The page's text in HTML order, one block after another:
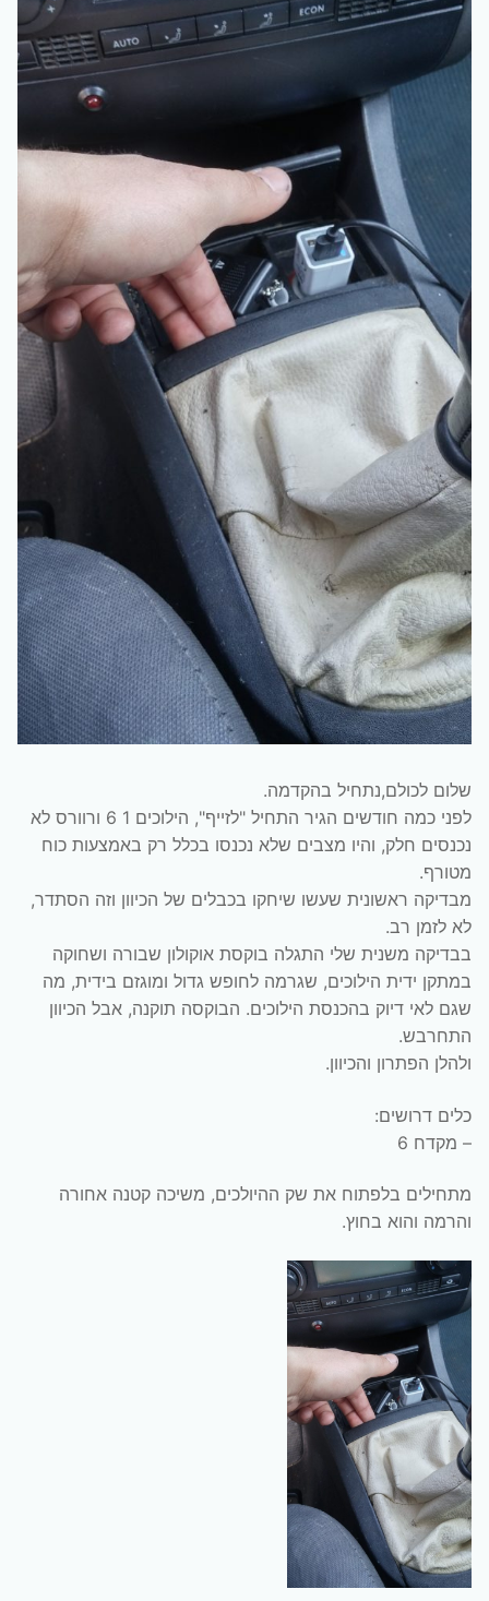
שלום לכולם,נתחיל בהקדמה.
לפני כמה חודשים הגיר התחיל "לזייף", הילוכים 1 6 ורוורס לא
נכנסים חלק, והיו מצבים שלא נכנסו בכלל רק באמצעות כוח
מטורף.
מבדיקה ראשונית שעשו שיחקו בכבלים של הכיוון וזה הסתדר,
לא לזמן רב.
בבדיקה משנית שלי התגלה בוקסת אוקולון שבורה ושחוקה
במתקן ידית הילוכים, שגרמה לחופש גדול ומוגזם בידית, מה
שגם לאי דיוק בהכנסת הילוכים. הבוקסה תוקנה, אבל הכיוון
התחרבש.
ולהלן הפתרון והכיוון.
כלים דרושים:
– מקדח 6
מתחילים בלפתוח את שק ההיולכים, משיכה קטנה אחורה
והרמה והוא בחוץ.